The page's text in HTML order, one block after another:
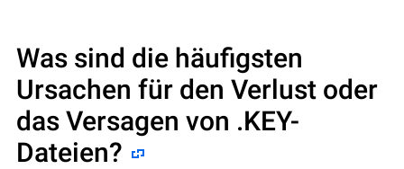
Was sind die häufigsten
Ursachen für den Verlust oder
das Versagen von .KEY-
Dateien?